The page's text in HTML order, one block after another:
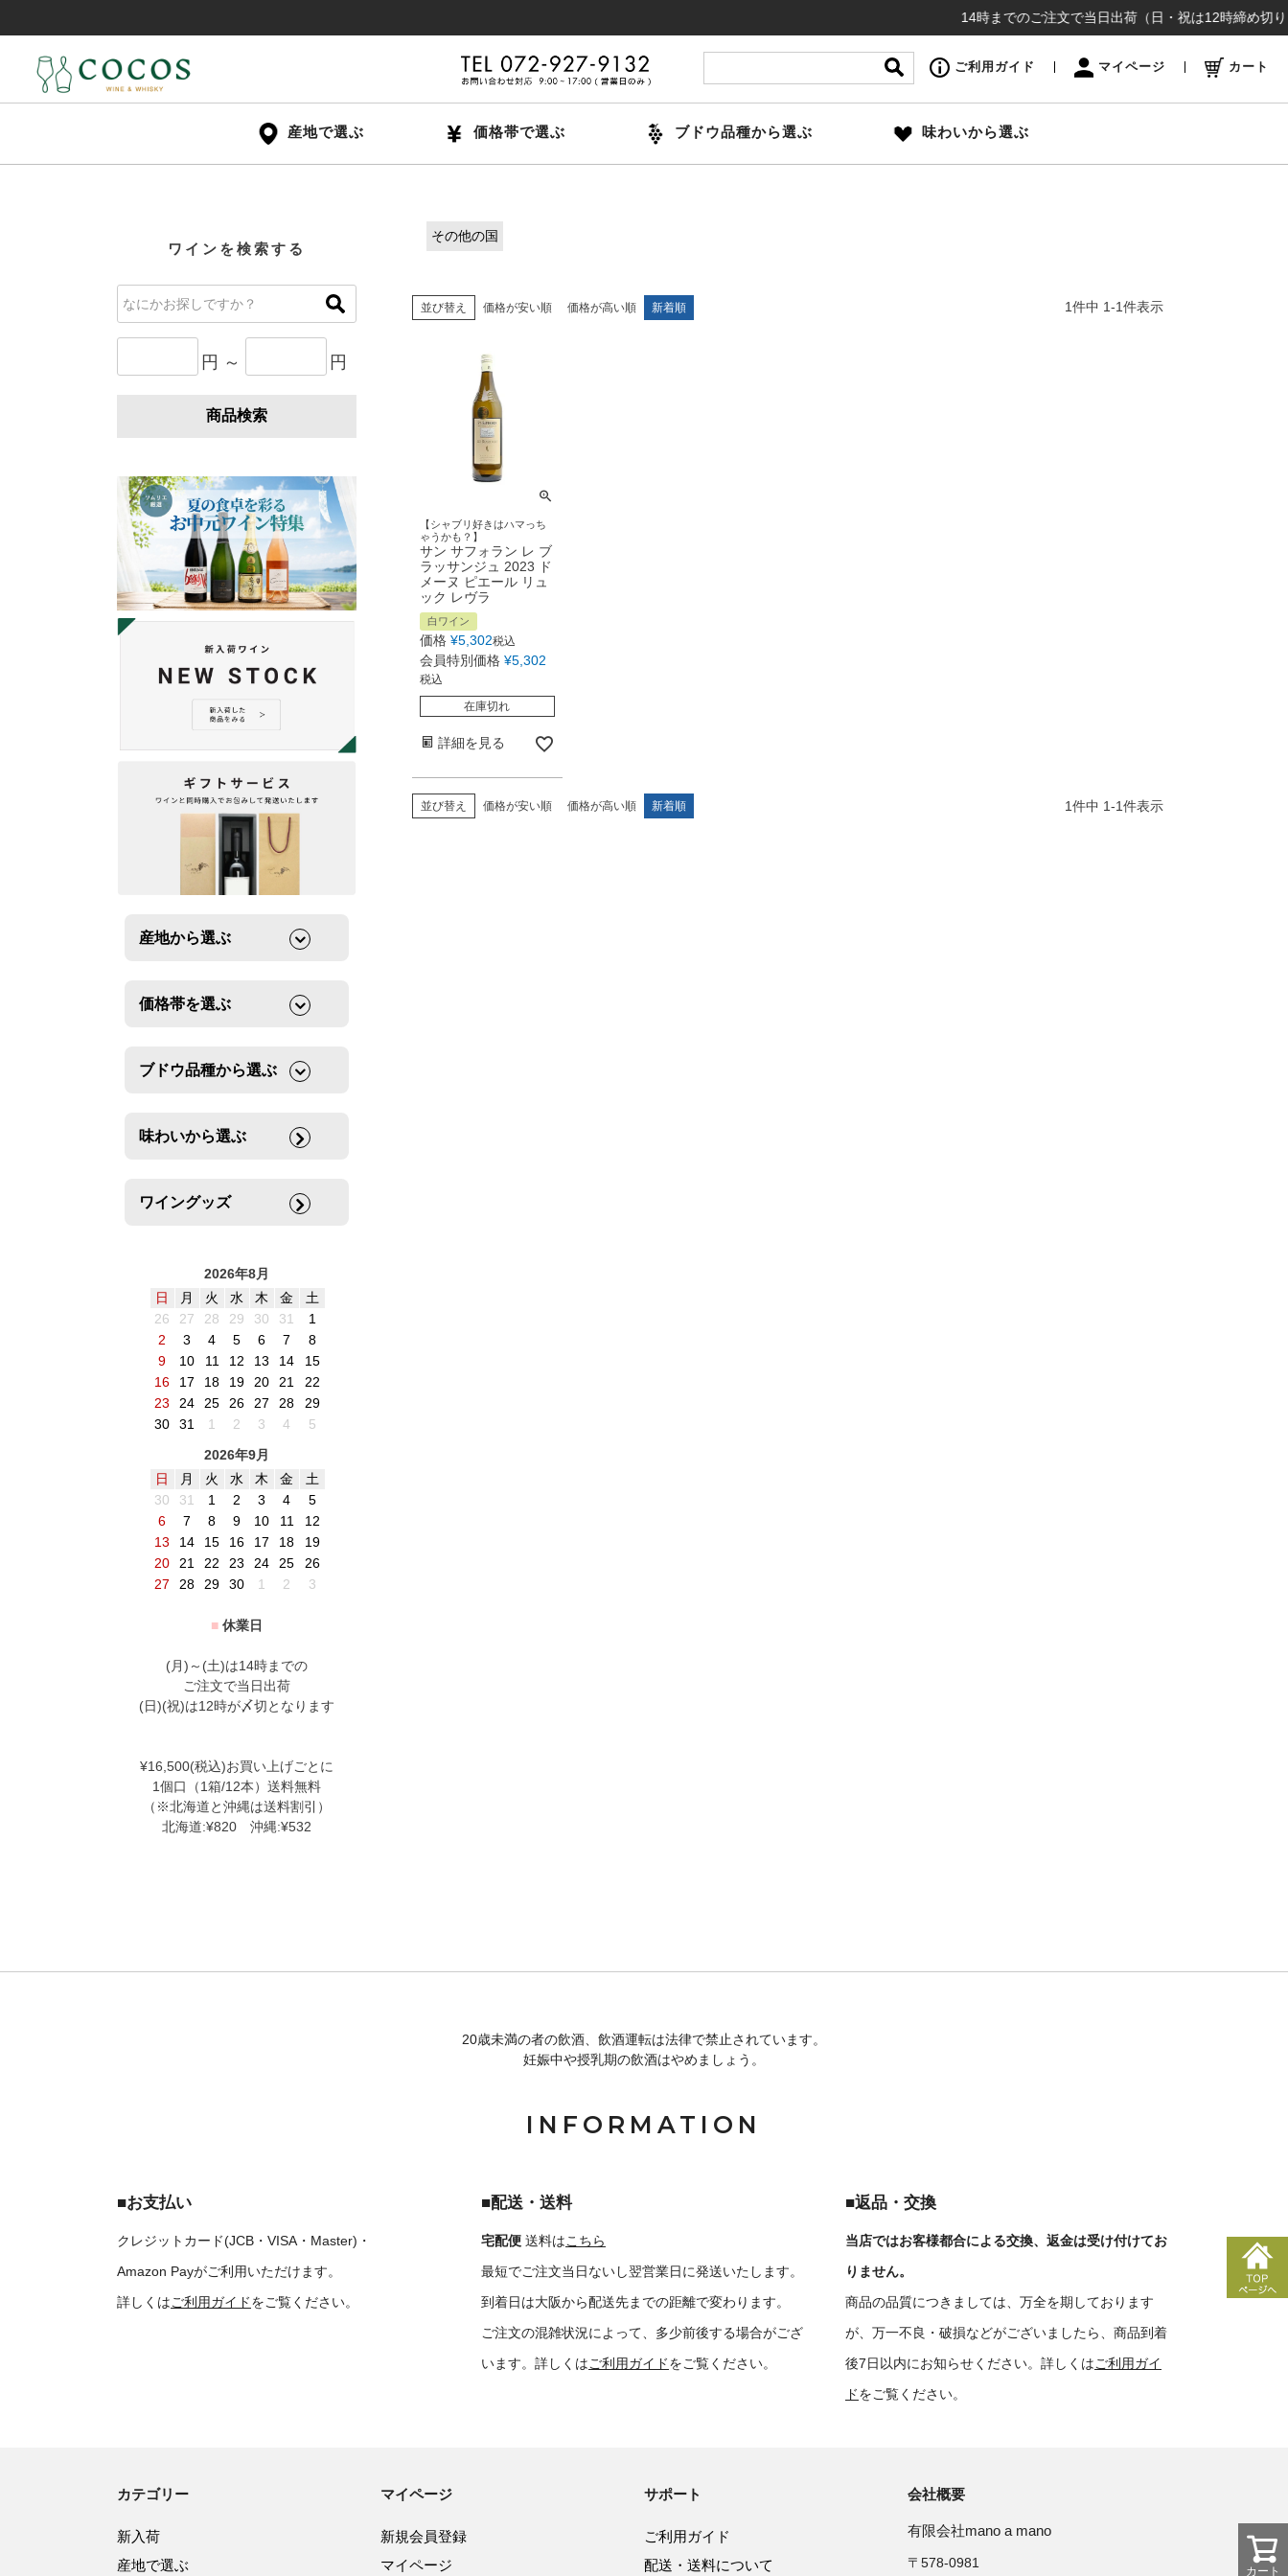
14時までのご注文で当日出荷（日・祝は12時締め切り
ご利用ガイド マイページ カート
産地で選ぶ 価格帯で選ぶ ブドウ品種から選ぶ 味わいから選ぶ
ワインを検索する
円 ～ 円
商品検索
産地から選ぶ
価格帯を選ぶ
ブドウ品種から選ぶ
味わいから選ぶ
ワイングッズ
2026年8月
日
月 火 水 木 金
土
26
27 28 29 30 31
1
2
3 4 5 6 7
8
9
10 11 12 13 14
15
16
17 18 19 20 21
22
23
24 25 26 27 28
29
30
31 1 2 3 4
5
2026年9月
日
月 火 水 木 金
土
30
31 1 2 3 4
5
6
7 8 9 10 11
12
13
14 15 16 17 18
19
20
21 22 23 24 25
26
27
28 29 30 1 2 3
■ 休業日
(月)～(土)は14時までの
ご注文で当日出荷
(日)(祝)は12時が〆切となります
¥16,500(税込)お買い上げごとに
1個口（1箱/12本）送料無料
（※北海道と沖縄は送料割引）
北海道:¥820 沖縄:¥532
その他の国
並び替え 価格が安い順 価格が高い順 新着順 1件中 1-1件表示
【シャブリ好きはハマっち
ゃうかも？】
サン サフォラン レ ブ
ラッサンジュ 2023 ド
メーヌ ピエール リュ
ック レヴラ
白ワイン
価格 ¥5,302税込
会員特別価格 ¥5,302
税込
在庫切れ
詳細を見る
並び替え 価格が安い順 価格が高い順 新着順 1件中 1-1件表示
カート
20歳未満の者の飲酒、飲酒運転は法律で禁止されています。
妊娠中や授乳期の飲酒はやめましょう。
INFORMATION
■お支払い
クレジットカード(JCB・VISA・Master)・
Amazon Payがご利用いただけます。
詳しくはご利用ガイドをご覧ください。
■配送・送料
宅配便 送料はこちら
最短でご注文当日ないし翌営業日に発送いたします。
到着日は大阪から配送先までの距離で変わります。
ご注文の混雑状況によって、多少前後する場合がござ
います。詳しくはご利用ガイドをご覧ください。
■返品・交換
当店ではお客様都合による交換、返金は受け付けてお
りません。
商品の品質につきましては、万全を期しております
が、万一不良・破損などがございましたら、商品到着
後7日以内にお知らせください。詳しくはご利用ガイ
ドをご覧ください。
カテゴリー
新入荷
産地で選ぶ
マイページ
新規会員登録
マイページ
サポート
ご利用ガイド
配送・送料について
会社概要
有限会社mano a mano
〒578-0981